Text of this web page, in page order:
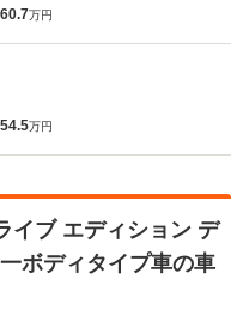
万円
万円
イブ エディション デ
ボディタイプ車の車